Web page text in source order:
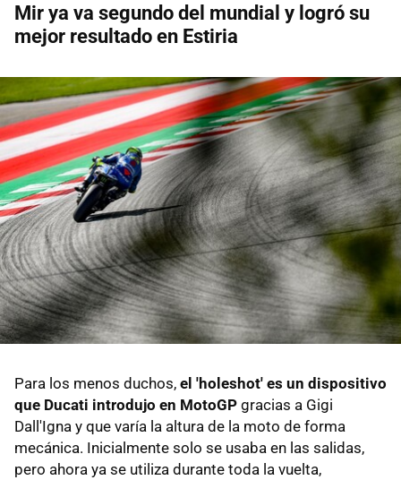
Mir ya va segundo del mundial y logró su
mejor resultado en Estiria
Para los menos duchos, el 'holeshot' es un dispositivo
que Ducati introdujo en MotoGP gracias a Gigi
Dall'Igna y que varía la altura de la moto de forma
mecánica. Inicialmente solo se usaba en las salidas,
pero ahora ya se utiliza durante toda la vuelta,